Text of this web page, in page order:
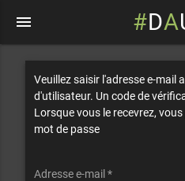
#DA
menu
Veuillez saisir l'adresse e-mail
d'utilisateur. Un code de
Lorsque vous le recevrez,
mot de passe
Adresse e-mail *